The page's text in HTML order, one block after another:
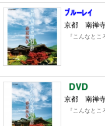
京都 南禅
『こんなと
京都 南禅
『こんなと